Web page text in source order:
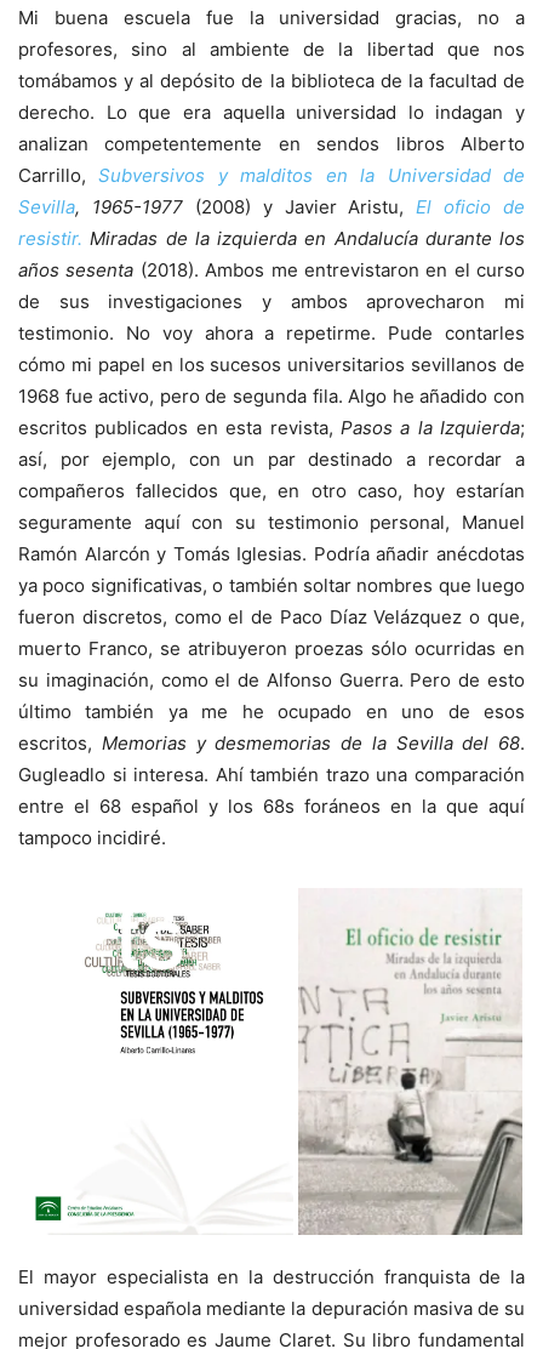
Mi buena escuela fue la universidad gracias, no a
profesores, sino al ambiente de la libertad que nos
tomábamos y al depósito de la biblioteca de la facultad de
derecho. Lo que era aquella universidad lo indagan y
analizan competentemente en sendos libros Alberto
Carrillo,Subversivos y malditos en la Universidad de
Sevilla, 1965-1977 (2008) y Javier Aristu,El oficio de
resistir. Miradas de la izquierda en Andalucía durante los
años sesenta (2018). Ambos me entrevistaron en el curso
de sus investigaciones y ambos aprovecharon mi
testimonio. No voy ahora a repetirme. Pude contarles
cómo mi papel en los sucesos universitarios sevillanos de
1968 fue activo, pero de segunda fila. Algo he añadido con
escritos publicados en esta revista, Pasos a la Izquierda;
así, por ejemplo, con un par destinado a recordar a
compañeros fallecidos que, en otro caso, hoy estarían
seguramente aquí con su testimonio personal, Manuel
Ramón Alarcón y Tomás Iglesias. Podría añadir anécdotas
ya poco significativas, o también soltar nombres que luego
fueron discretos, como el de Paco Díaz Velázquez o que,
muerto Franco, se atribuyeron proezas sólo ocurridas en
su imaginación, como el de Alfonso Guerra. Pero de esto
último también ya me he ocupado en uno de esos
escritos, Memorias y desmemorias de la Sevilla del 68.
Gugleadlo si interesa. Ahí también trazo una comparación
entre el 68 español y los 68s foráneos en la que aquí
tampoco incidiré.
El mayor especialista en la destrucción franquista de la
universidad española mediante la depuración masiva de su
mejor profesorado es Jaume Claret. Su libro fundamental